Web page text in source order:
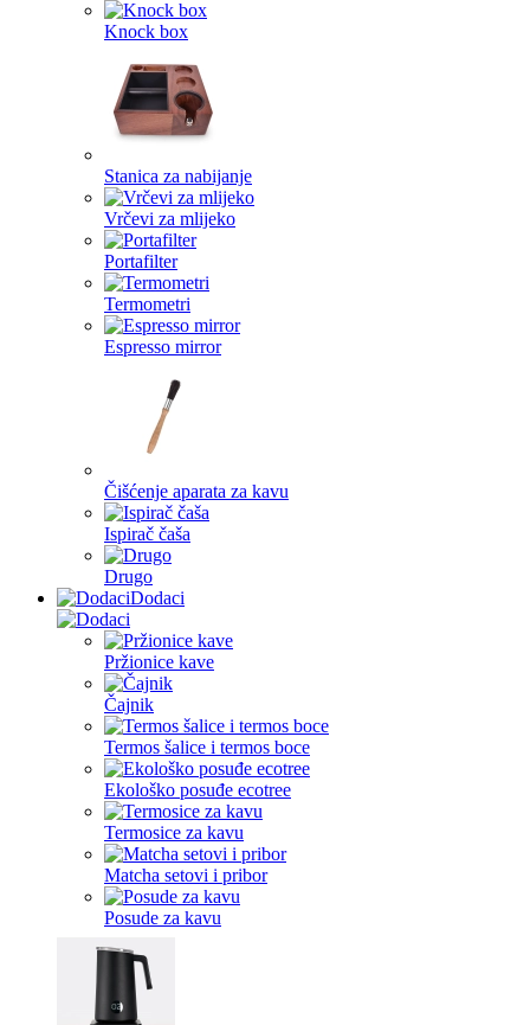
Knock box
Stanica za nabijanje
Vrčevi za mlijeko
Portafilter
Termometri
Espresso mirror
Čišćenje aparata za kavu
Ispirač čaša
Drugo
Dodaci
Pržionice kave
Čajnik
Termos šalice i termos boce
Ekološko posuđe ecotree
Termosice za kavu
Matcha setovi i pribor
Posude za kavu